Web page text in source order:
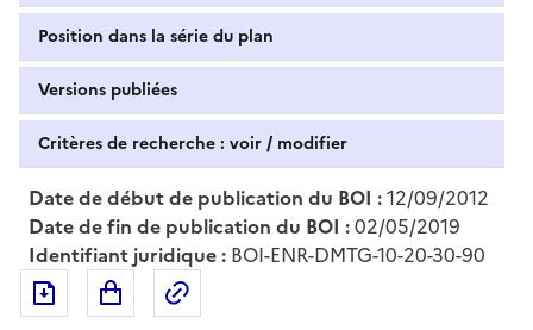
Position dans la série du plan
Versions publiées
Critères de recherche : voir / modifier
Date de début de publication du BOI :12/09/2012
Date de fin de publication du BOI :02/05/2019
Identifiant juridique : BOI-ENR-DMTG-10-20-30-90
Exporter le document au format pdf